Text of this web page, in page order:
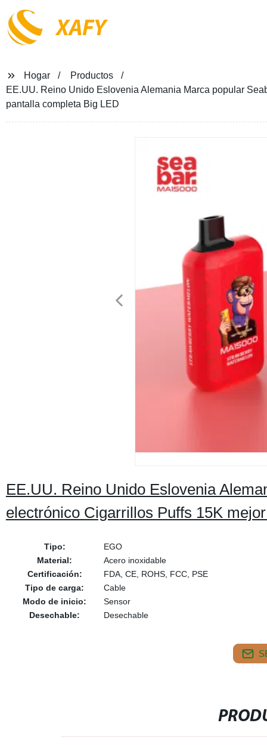
XAFY
Hogar
Productos
EE.UU. Reino Unido Eslovenia Alemania Marca popular
pantalla completa Big LED
EE.UU. Reino Unido Eslovenia
electrónico Cigarrillos Puffs 15K
Tipo:
EGO
Material:
Acero inoxidable
Certificación:
FDA, CE, ROHS, FCC, PSE
Tipo de carga:
Cable
Modo de inicio:
Sensor
Desechable:
Desechable